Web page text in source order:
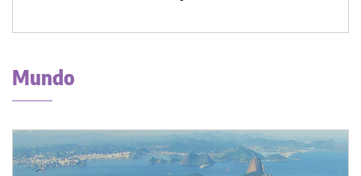
Mundo